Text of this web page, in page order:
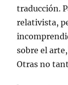
traducción.
relativista,
sobre el
Otras no